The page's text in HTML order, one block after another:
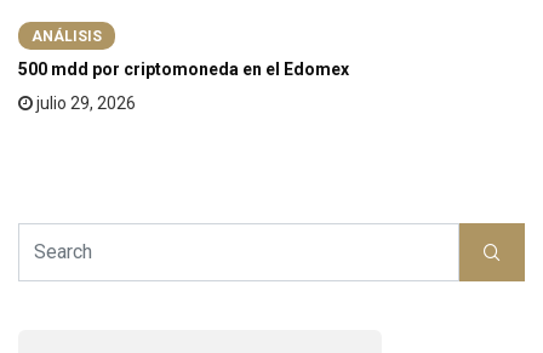
ANÁLISIS
500 mdd por criptomoneda en el Edomex
julio 29, 2026